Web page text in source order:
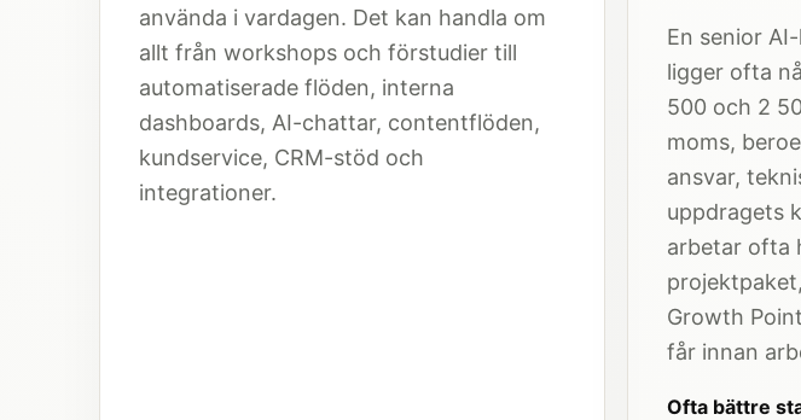
använda i vardagen. Det kan handla om
allt från workshops och förstudier till
automatiserade flöden, interna
dashboards, AI-chattar, contentflöden,
kundservice, CRM-stöd och
integrationer.
En senior
ligger ofta
500 och 2
moms,
ansvar,
uppdragets
arbetar ofta
Growth
får innan
Ofta bättre